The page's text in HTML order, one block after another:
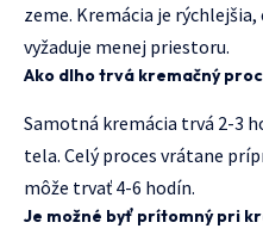
zeme. Kremácia je
vyžaduje menej priestoru.
Ako dlho trvá kremačný
Samotná kremácia trvá 2-3
tela. Celý proces vrátane
môže trvať 4-6 hodín.
Je možné byť prítomný pri